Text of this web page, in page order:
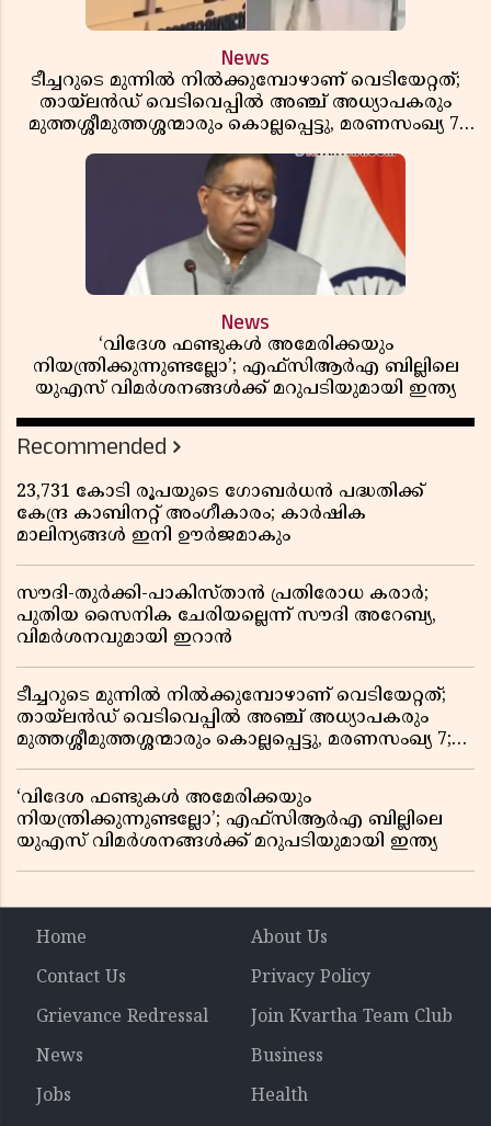
News
ടീച്ചറുടെ മുന്നിൽ നിൽക്കുമ്പോഴാണ് വെടിയേറ്റത്;
തായ്‌ലൻഡ് വെടിവെപ്പിൽ അഞ്ച് അധ്യാപകരും
മുത്തശ്ശീമുത്തശ്ശന്മാരും കൊല്ലപ്പെട്ടു, മരണസംഖ്യ 7;
News
‘വിദേശ ഫണ്ടുകൾ അമേരിക്കയും
നിയന്ത്രിക്കുന്നുണ്ടല്ലോ’; എഫ്സിആർഎ ബില്ലിലെ
യുഎസ് വിമർശനങ്ങൾക്ക് മറുപടിയുമായി ഇന്ത്യ
Recommended
23,731 കോടി രൂപയുടെ ഗോബർധൻ പദ്ധതിക്ക്
കേന്ദ്ര കാബിനറ്റ് അംഗീകാരം; കാർഷിക
മാലിന്യങ്ങൾ ഇനി ഊർജമാകും
സൗദി-തുർക്കി-പാകിസ്താൻ പ്രതിരോധ കരാർ;
പുതിയ സൈനിക ചേരിയല്ലെന്ന് സൗദി അറേബ്യ,
വിമർശനവുമായി ഇറാൻ
ടീച്ചറുടെ മുന്നിൽ നിൽക്കുമ്പോഴാണ് വെടിയേറ്റത്;
തായ്‌ലൻഡ് വെടിവെപ്പിൽ അഞ്ച് അധ്യാപകരും
മുത്തശ്ശീമുത്തശ്ശന്മാരും കൊല്ലപ്പെട്ടു, മരണസംഖ്യ 7;
‘വിദേശ ഫണ്ടുകൾ അമേരിക്കയും
നിയന്ത്രിക്കുന്നുണ്ടല്ലോ’; എഫ്സിആർഎ ബില്ലിലെ
യുഎസ് വിമർശനങ്ങൾക്ക് മറുപടിയുമായി ഇന്ത്യ
Home
About Us
Contact Us
Privacy Policy
Grievance Redressal
Join Kvartha Team Club
News
Business
Jobs
Health